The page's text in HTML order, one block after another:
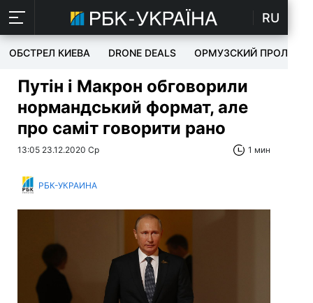
RU
ОБСТРЕЛ КИЕВА DRONE DEALS ОРМУЗСКИЙ ПРОЛИВ
Путін і Макрон обговорили
нормандський формат, але
про саміт говорити рано
13:05 23.12.2020 Ср 1 мин
РБК-УКРАИНА